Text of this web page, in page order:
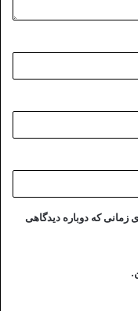
زمانی که دوباره دیدگاهی